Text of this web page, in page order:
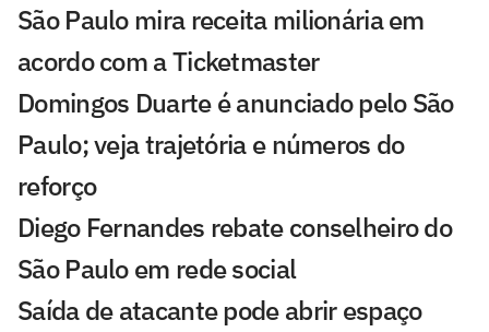
São Paulo mira receita milionária em
acordo com a Ticketmaster
Domingos Duarte é anunciado pelo São
Paulo; veja trajetória e números do
reforço
Diego Fernandes rebate conselheiro do
São Paulo em rede social
Saída de atacante pode abrir espaço